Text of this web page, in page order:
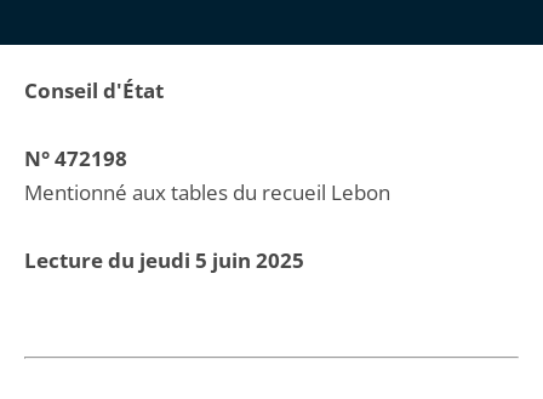
Conseil d'État
N° 472198
Mentionné aux tables du recueil Lebon
Lecture du jeudi 5 juin 2025